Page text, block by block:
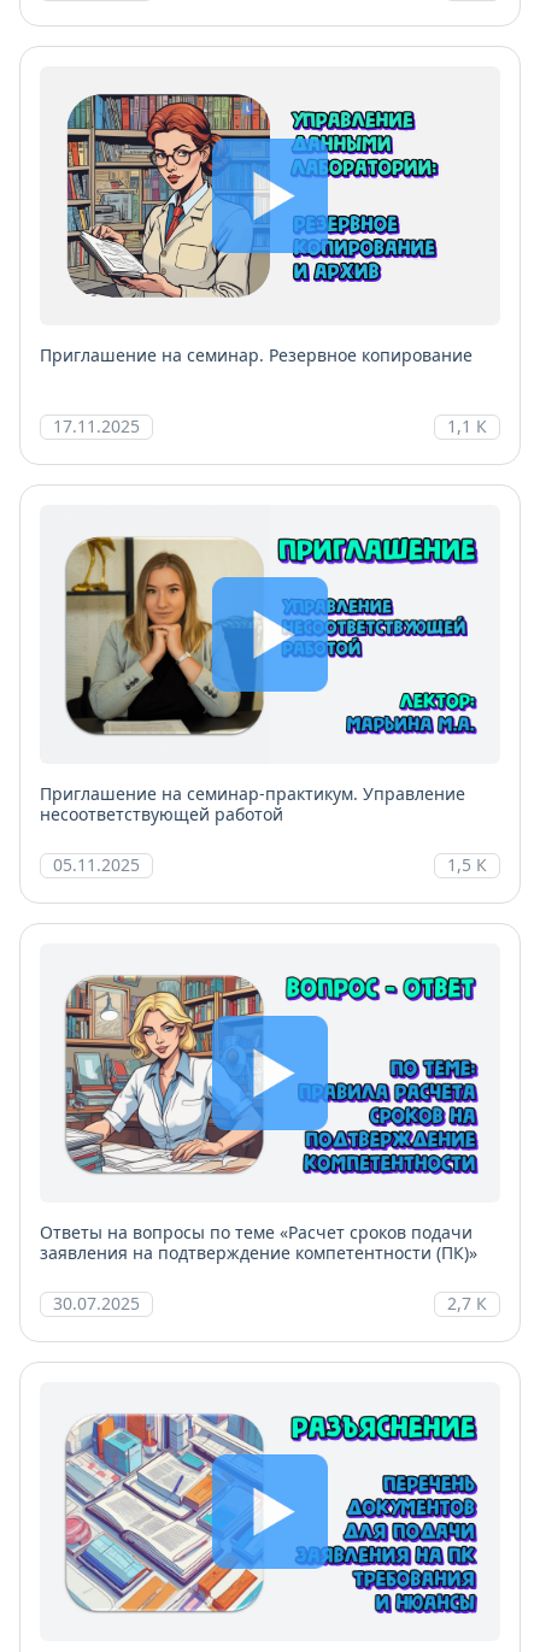
Приглашение на семинар. Резервное копирование
17.11.2025 1,1 К
Приглашение на семинар-практикум. Управление
несоответствующей работой
05.11.2025 1,5 К
Ответы на вопросы по теме «Расчет сроков подачи
заявления на подтверждение компетентности (ПК)»
30.07.2025 2,7 К